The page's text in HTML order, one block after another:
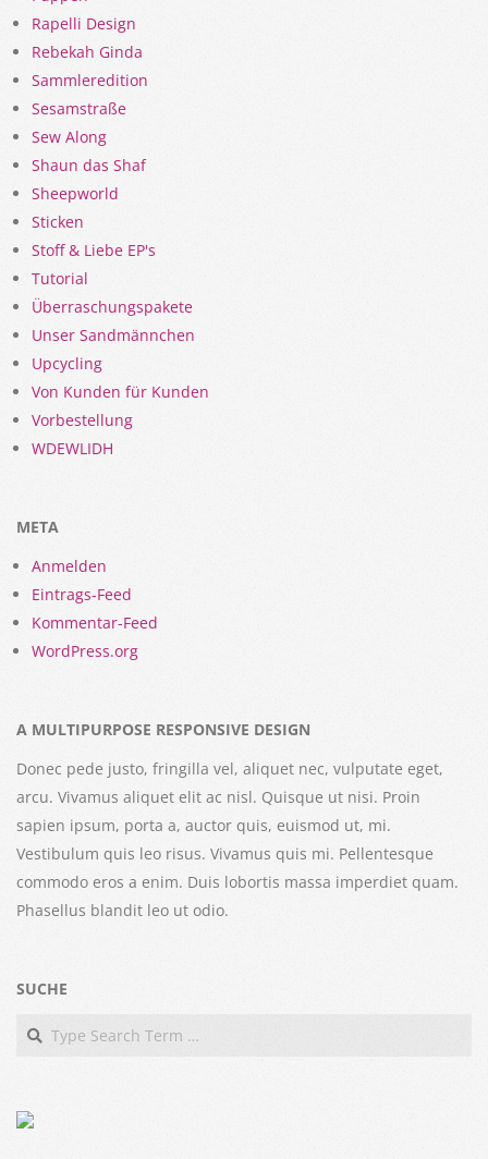
Rapelli Design
Rebekah Ginda
Sammleredition
Sesamstraße
Sew Along
Shaun das Shaf
Sheepworld
Sticken
Stoff & Liebe EP's
Tutorial
Überraschungspakete
Unser Sandmännchen
Upcycling
Von Kunden für Kunden
Vorbestellung
WDEWLIDH
META
Anmelden
Eintrags-Feed
Kommentar-Feed
WordPress.org
A MULTIPURPOSE RESPONSIVE DESIGN
Donec pede justo, fringilla vel, aliquet nec, vulputate eget,
arcu. Vivamus aliquet elit ac nisl. Quisque ut nisi. Proin
sapien ipsum, porta a, auctor quis, euismod ut, mi.
Vestibulum quis leo risus. Vivamus quis mi. Pellentesque
commodo eros a enim. Duis lobortis massa imperdiet quam.
Phasellus blandit leo ut odio.
SUCHE
Search